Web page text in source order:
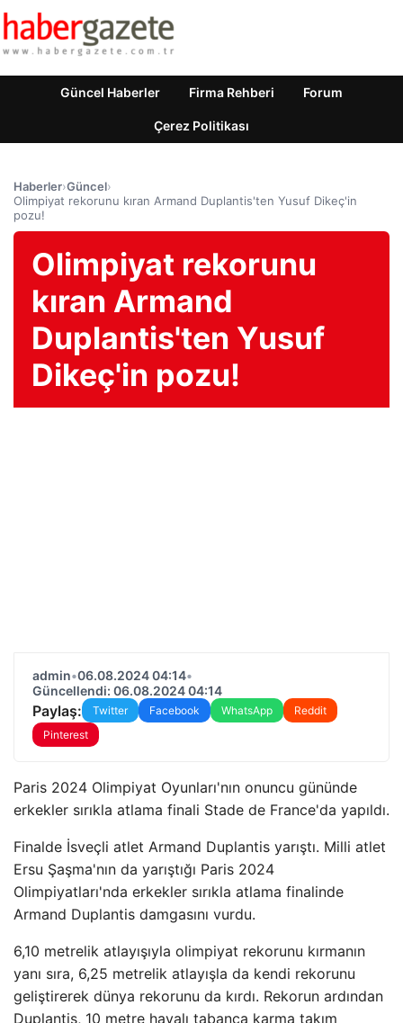
Güncel Haberler Firma Rehberi Forum
Çerez Politikası
Haberler›Güncel›
Olimpiyat rekorunu kıran Armand Duplantis'ten Yusuf Dikeç'in
pozu!
Olimpiyat rekorunu
kıran Armand
Duplantis'ten Yusuf
Dikeç'in pozu!
admin•06.08.2024 04:14•
Güncellendi: 06.08.2024 04:14
Paylaş: Twitter Facebook WhatsApp
Reddit
Pinterest
Paris 2024 Olimpiyat Oyunları'nın onuncu gününde
erkekler sırıkla atlama finali Stade de France'da yapıldı.
Finalde İsveçli atlet Armand Duplantis yarıştı. Milli atlet
Ersu Şaşma'nın da yarıştığı Paris 2024
Olimpiyatları'nda erkekler sırıkla atlama finalinde
Armand Duplantis damgasını vurdu.
6,10 metrelik atlayışıyla olimpiyat rekorunu kırmanın
yanı sıra, 6,25 metrelik atlayışla da kendi rekorunu
geliştirerek dünya rekorunu da kırdı. Rekorun ardından
Duplantis, 10 metre havalı tabanca karma takım